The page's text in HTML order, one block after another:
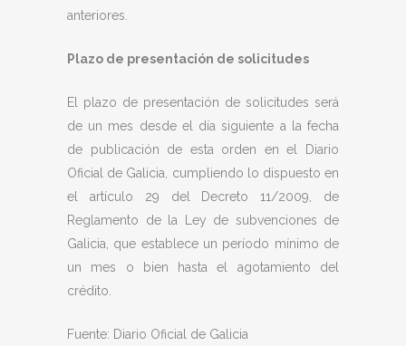
anteriores.
Plazo de presentación de solicitudes
El plazo de presentación de solicitudes será
de un mes desde el día siguiente a la fecha
de publicación de esta orden en el Diario
Oficial de Galicia, cumpliendo lo dispuesto en
el artículo 29 del Decreto 11/2009, de
Reglamento de la Ley de subvenciones de
Galicia, que establece un período mínimo de
un mes o bien hasta el agotamiento del
crédito.
Fuente: Diario Oficial de Galicia